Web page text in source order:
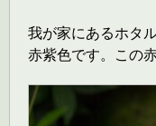
我が家にあるホタ
赤紫色です。この